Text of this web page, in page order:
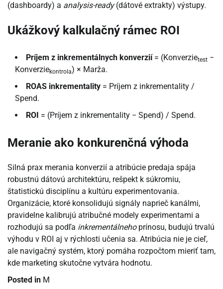
(dashboardy) a analysis-ready(dátové extrakty) výstupy.
Ukážkový kalkulačný rámec ROI
Príjem z inkrementálnych konverzií= (Konverzietest −
Konverziekontrola) × Marža.
ROAS inkrementality = Príjem z inkrementality /
Spend.
ROI = (Príjem z inkrementality − Spend) / Spend.
Meranie ako konkurenčná výhoda
Silná prax merania konverzií a atribúcie predaja spája
robustnú dátovú architektúru, rešpekt k súkromiu,
štatistickú disciplínu a kultúru experimentovania.
Organizácie, ktoré konsolidujú signály naprieč kanálmi,
pravidelne kalibrujú atribučné modely experimentami a
rozhodujú sa podľa inkrementálnehoprínosu, budujú trvalú
výhodu v ROI aj v rýchlosti učenia sa. Atribúcia nie je cieľ,
ale navigačný systém, ktorý pomáha rozpočtom mieriť tam,
kde marketing skutočne vytvára hodnotu.
Posted in M